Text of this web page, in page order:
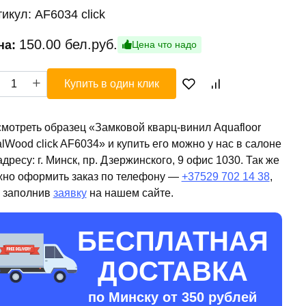
AF6034 click
150.00 бел.руб. Цена что надо
Купить в один клик
образец «Замковой кварц-винил Aquafloor
click AF6034» и купить его можно у нас в салоне
г. Минск, пр. Дзержинского, 9 офис 1030. Так же
оформить заказ по телефону — +37529 702 14 38,
заполнив заявкуна нашем сайте.
БЕСПЛАТНАЯ
ДОСТАВКА
по Минску от 350 рублей